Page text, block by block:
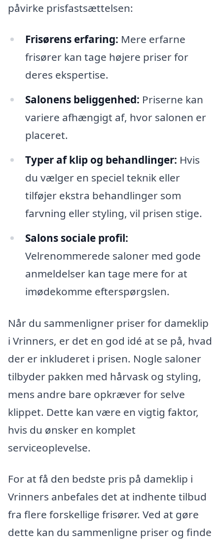
påvirke prisfastsættelsen:
Frisørens erfaring: Mere erfarne
frisører kan tage højere priser for
deres ekspertise.
Salonens beliggenhed: Priserne kan
variere afhængigt af, hvor salonen er
placeret.
Typer af klip og behandlinger: Hvis
du vælger en speciel teknik eller
tilføjer ekstra behandlinger som
farvning eller styling, vil prisen stige.
Salons sociale profil:
Velrenommerede saloner med gode
anmeldelser kan tage mere for at
imødekomme efterspørgslen.
Når du sammenligner priser for dameklip
i Vrinners, er det en god idé at se på, hvad
der er inkluderet i prisen. Nogle saloner
tilbyder pakken med hårvask og styling,
mens andre bare opkræver for selve
klippet. Dette kan være en vigtig faktor,
hvis du ønsker en komplet
serviceoplevelse.
For at få den bedste pris på dameklip i
Vrinners anbefales det at indhente tilbud
fra flere forskellige frisører. Ved at gøre
dette kan du sammenligne priser og finde